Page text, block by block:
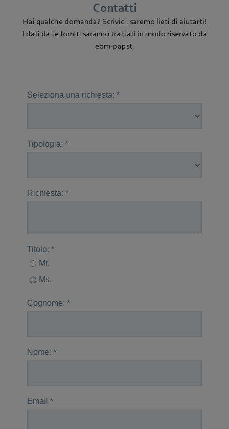
Contatti
Hai qualche domanda? Scrivici: saremo lieti di aiutarti!
I dati da te forniti saranno trattati in modo riservato da
ebm‑papst.